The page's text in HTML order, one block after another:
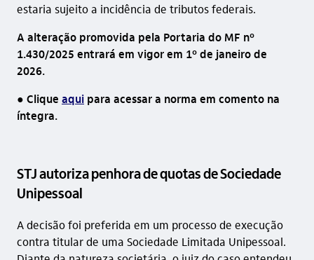
estaria sujeito a incidência de tributos federais.
A alteração promovida pela Portaria do MF nº
1.430/2025 entrará em vigor em 1º de janeiro de
2026.
● Clique aqui para acessar a norma em comento na
íntegra.
STJ autoriza penhora de quotas de Sociedade
Unipessoal
A decisão foi preferida em um processo de execução
contra titular de uma Sociedade Limitada Unipessoal.